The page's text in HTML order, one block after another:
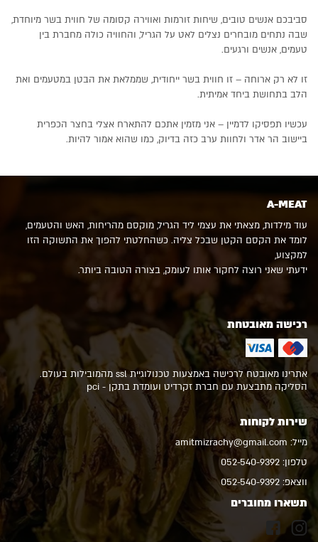
סביבכם אנשים טובים, שיחות זורמות ואווירה קסומה של חווית בשר מיוחדת,
שבה נתחים מובחרים נצלים לאט על הגריל, והחוויה כולה מחברת בין
טעמים, אנשים ורגעים.
זו לא רק ארוחה – זו חווית בשר ייחודית, שממלאת את הבטן במטעמים ואת
הלב בתחושת ביחד אמיתית.
עכשיו תפסיקו לדמיין – אני מזמין אתכם להתארח אצלי בחצר הכפרית
ביישוב הר אדר ולחוות ערב כזה בדיוק, כמו שהוא אמור להיות.
A-MEAT
עוד מילדות, מצאתי את עצמי ליד הגריל, מוקסם מהריחות, האש והטעמים,
לומד את הקסם הקטן שבכל צליה. כשהחלטתי להפוך את התשוקה הזו
למקצוע,
ידעתי שאני רוצה לחקור אותו לעומק, בצורה הטובה ביותר.
רכישה מאובטחת
אתרינו מאובטח לרכישה באמצעות טכנולוגיית ssl מהמובילות בעולם.
הסליקה מתבצעת עם חברת זקרדיט ועומדת בתקן - pci
שירות לקוחות
מייל: amitmizrachy@gmail.com
טלפון: 052-540-9392
ווצאפ: 052-540-9392
תשארו מחוברים